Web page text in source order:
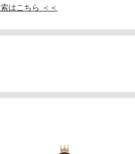
はこちら ＜＜